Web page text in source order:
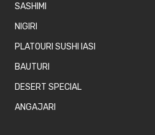
SASHIMI
NIGIRI
PLATOURI SUSHI IASI
BAUTURI
DESERT SPECIAL
ANGAJARI